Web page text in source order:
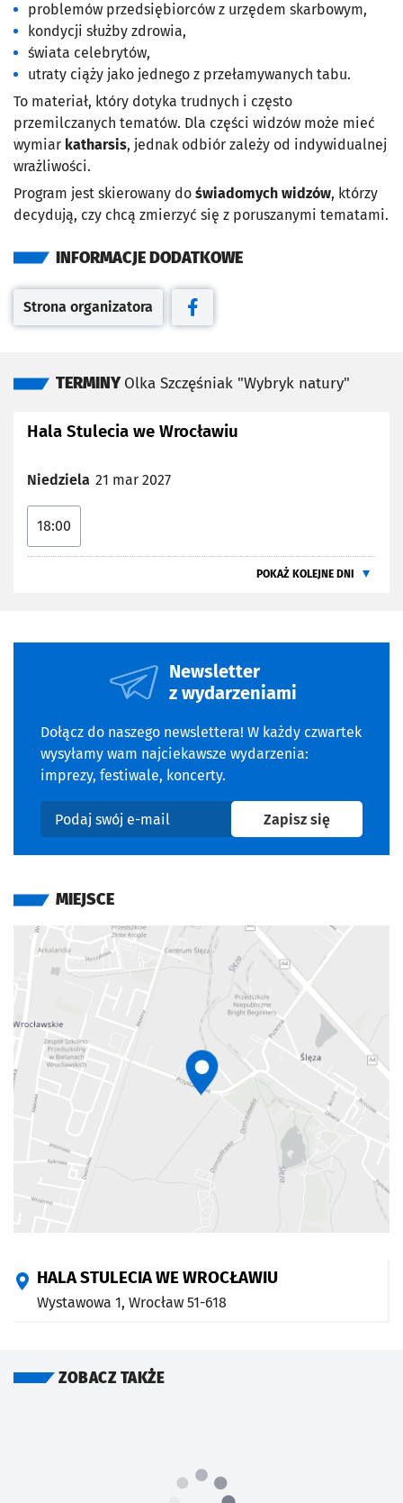
problemów przedsiębiorców z urzędem skarbowym,
kondycji służby zdrowia,
świata celebrytów,
utraty ciąży jako jednego z przełamywanych tabu.
To materiał, który dotyka trudnych i często
przemilczanych tematów. Dla części widzów może mieć
wymiar katharsis, jednak odbiór zależy od indywidualnej
wrażliwości.
Program jest skierowany do świadomych widzów, którzy
decydują, czy chcą zmierzyć się z poruszanymi tematami.
INFORMACJE DODATKOWE
Otwiera się w nowej karcie
Strona organizatora
Otwiera się w nowej karcie
TERMINYOlka Szczęśniak "Wybryk natury"
Hala Stulecia we Wrocławiu
Niedziela 21 mar 2027
18:00
POKAŻ KOLEJNE DNI
Newsletter
z wydarzeniami
Dołącz do naszego newslettera! W każdy czwartek
wysyłamy wam najciekawsze wydarzenia:
imprezy, festiwale, koncerty.
Podaj swój e-mail
Zapisz sięna
MIEJSCE
HALA STULECIA WE WROCŁAWIU
Wystawowa 1, Wrocław 51-618
ZOBACZ TAKŻE